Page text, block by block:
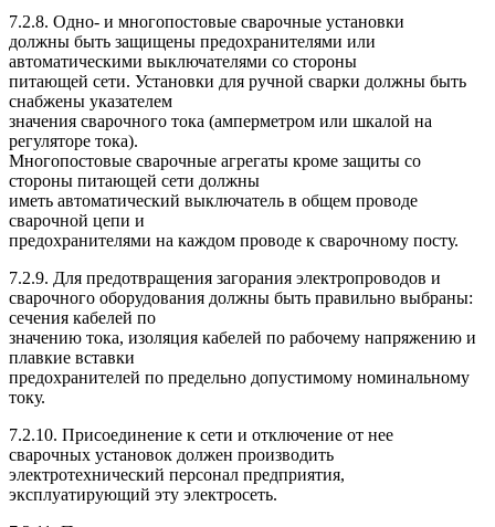
7.2.8. Одно- и многопостовые сварочные установки
должны быть защищены предохранителями или
автоматическими выключателями со стороны
питающей сети. Установки для ручной сварки должны быть
снабжены указателем
значения сварочного тока (амперметром или шкалой на
регуляторе тока).
Многопостовые сварочные агрегаты кроме защиты со
стороны питающей сети должны
иметь автоматический выключатель в общем проводе
сварочной цепи и
предохранителями на каждом проводе к сварочному посту.
7.2.9. Для предотвращения загорания электропроводов и
сварочного оборудования должны быть правильно выбраны:
сечения кабелей по
значению тока, изоляция кабелей по рабочему напряжению и
плавкие вставки
предохранителей по предельно допустимому номинальному
току.
7.2.10. Присоединение к сети и отключение от нее
сварочных установок должен производить
электротехнический персонал предприятия,
эксплуатирующий эту электросеть.